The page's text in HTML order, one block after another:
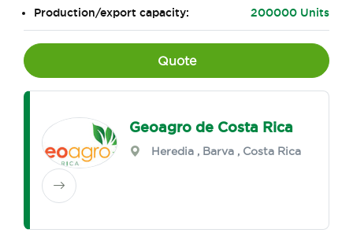
Production/export capacity: 200000 Units
Quote
Geoagro de Costa Rica
Heredia , Barva , Costa Rica